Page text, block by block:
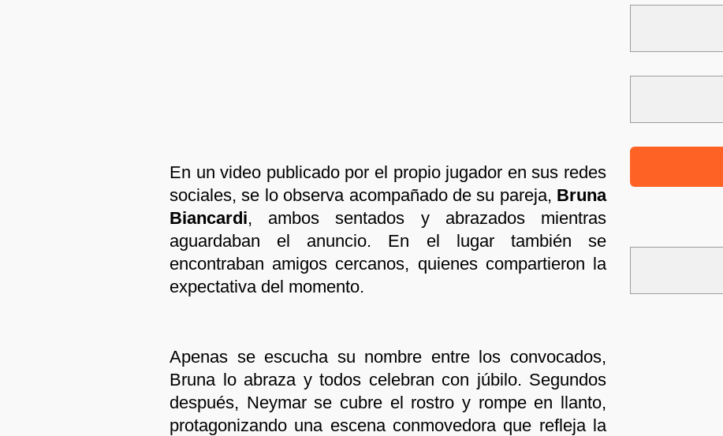
En un video publicado por el propio jugador en sus redes
sociales, se lo observa acompañado de su pareja, Bruna
Biancardi, ambos sentados y abrazados mientras
aguardaban el anuncio. En el lugar también se
encontraban amigos cercanos, quienes compartieron la
expectativa del momento.
Apenas se escucha su nombre entre los convocados,
Bruna lo abraza y todos celebran con júbilo. Segundos
después, Neymar se cubre el rostro y rompe en llanto,
protagonizando una escena conmovedora que refleja la